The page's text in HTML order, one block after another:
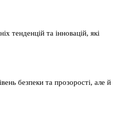
тенденцій та інновацій, які
безпеки та прозорості, але й